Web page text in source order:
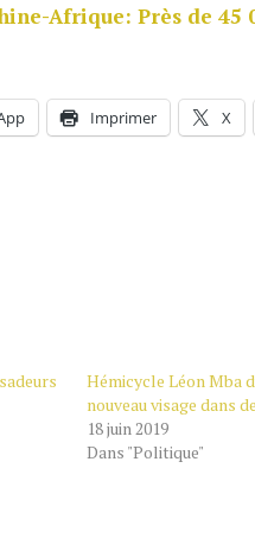
Afrique: Près de 45
Imprimer X
Hémicycle Léon Mba
nouveau visage dans
18 juin 2019
Dans "Politique"